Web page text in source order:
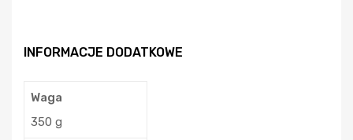
INFORMACJE DODATKOWE
Waga
350 g